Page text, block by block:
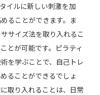
イルに新しい刺激を加
ることができます。ま
サイズ法を取り入れるこ
とが可能です。ピラティ
を学ぶことで、自己トレ
ることができるでしょ
取り入れることは、日常